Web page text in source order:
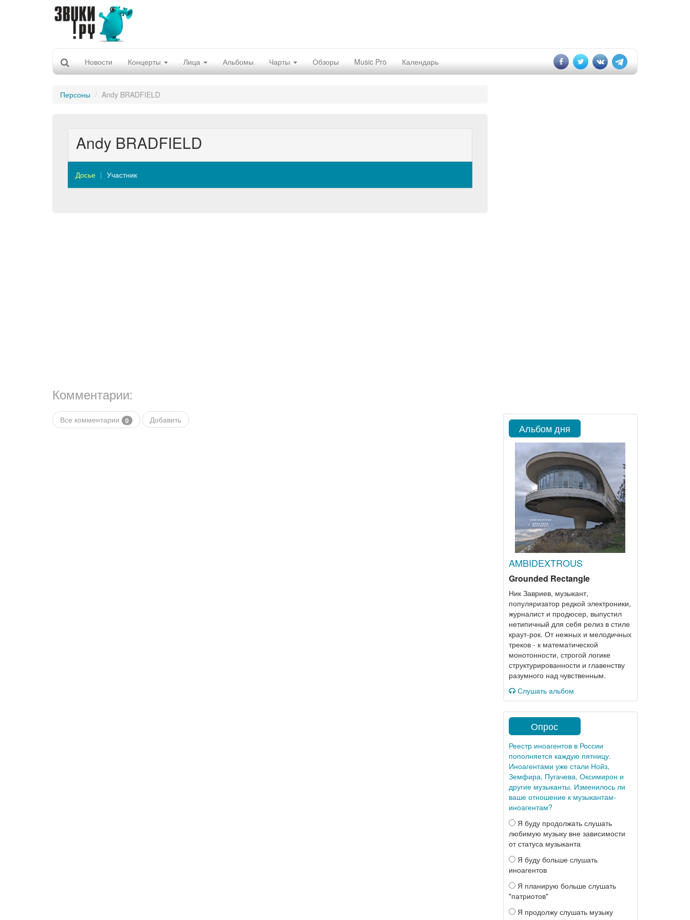
Новости Концерты Лица Альбомы Чарты Обзоры Music Pro Календарь
Персоны Andy BRADFIELD
Andy BRADFIELD
Досье Участник
Комментарии:
Все комментарии 0 Добавить
Альбом дня
AMBIDEXTROUS
Grounded Rectangle
Ник Завриев, музыкант,
популяризатор редкой электроники,
журналист и продюсер, выпустил
нетипичный для себя релиз в стиле
краут-рок. От нежных и мелодичных
треков - к математической
монотонности, строгой логике
структурированности и главенству
разумного над чувственным.
Слушать альбом
Опрос
Реестр иноагентов в России
пополняется каждую пятницу.
Иноагентами уже стали Нойз,
Земфира, Пугачева, Оксимирон и
другие музыканты. Изменилось ли
ваше отношение к музыкантам-
иноагентам?
Я буду продолжать слушать
любимую музыку вне зависимости
от статуса музыканта
Я буду больше слушать
иноагентов
Я планирую больше слушать
"патриотов"
Я продолжу слушать музыку